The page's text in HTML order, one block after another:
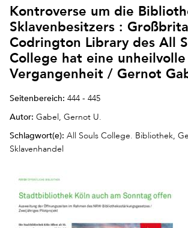
Kontroverse um die
Sklavenbesitzers :
Codrington Library des All
College hat eine unheilvolle
Vergangenheit / Gernot
Seitenbereich: 444 - 445
Autor: Gabel, Gernot U.
Schlagwort(e): All Souls College. Bibliothek,
Sklavenhandel